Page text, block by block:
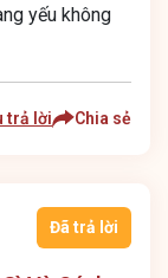
yếu không
trả lời Chia sẻ
Đã trả lời